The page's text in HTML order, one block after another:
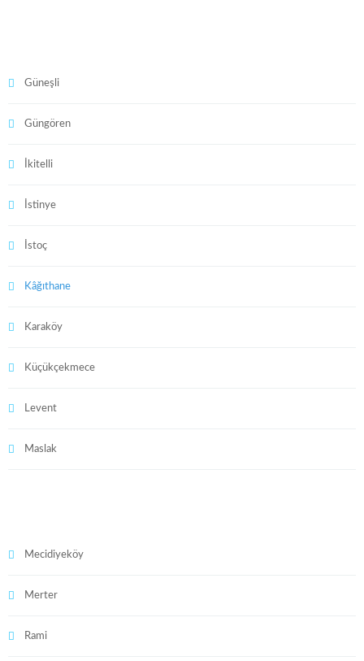
Güneşli
Güngören
İkitelli
İstinye
İstoç
Kâğıthane
Karaköy
Küçükçekmece
Levent
Maslak
Mecidiyeköy
Merter
Rami